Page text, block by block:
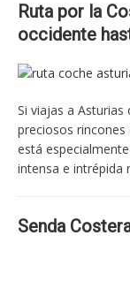
Ruta por la
occidente
Si viajas a
preciosos
está
intensa e intrépida
Senda